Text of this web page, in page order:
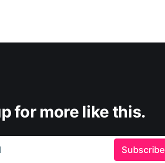
for more like this.
Subscribe